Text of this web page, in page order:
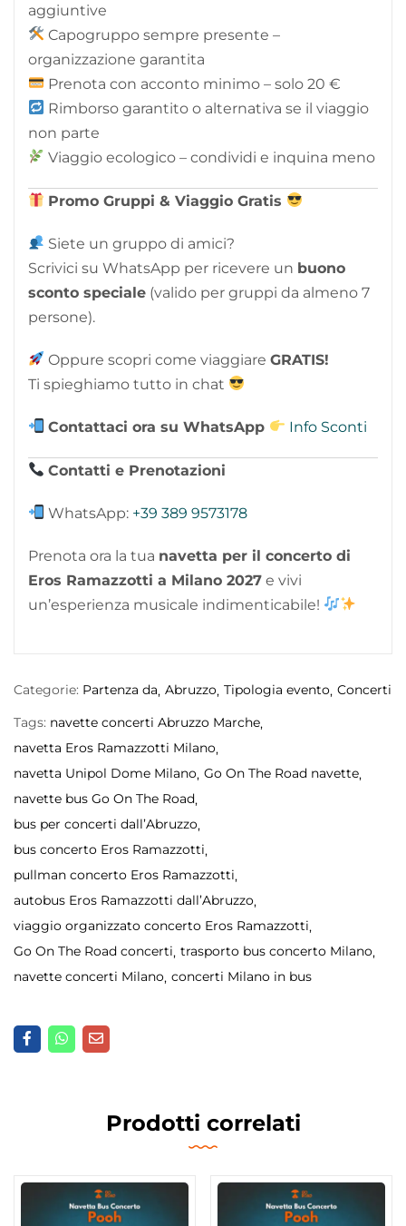
aggiuntive
Capogruppo sempre presente –
organizzazione garantita
Prenota con acconto minimo – solo 20 €
Rimborso garantito o alternativa se il viaggio
non parte
Viaggio ecologico – condividi e inquina meno
Promo Gruppi & Viaggio Gratis
Siete un gruppo di amici?
Scrivici su WhatsApp per ricevere un buono
sconto speciale (valido per gruppi da almeno 7
persone).
Oppure scopri come viaggiareGRATIS!
Ti spieghiamo tutto in chat
Contattaci ora su WhatsApp Info Sconti
Contatti e Prenotazioni
WhatsApp: +39 389 9573178
Prenota ora la tua navetta per il concerto di
Eros Ramazzotti a Milano 2027 e vivi
un’esperienza musicale indimenticabile!
Categorie: Partenza da Abruzzo Tipologia evento Concerti
Tags: navette concerti Abruzzo Marche
navetta Eros Ramazzotti Milano
navetta Unipol Dome Milano Go On The Road navette
navette bus Go On The Road
bus per concerti dall’Abruzzo
bus concerto Eros Ramazzotti
pullman concerto Eros Ramazzotti
autobus Eros Ramazzotti dall’Abruzzo
viaggio organizzato concerto Eros Ramazzotti
Go On The Road concerti trasporto bus concerto Milano
navette concerti Milano concerti Milano in bus
Prodotti correlati